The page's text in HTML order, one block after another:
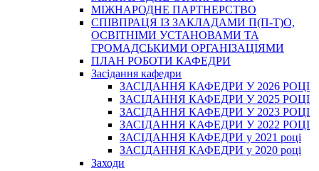
МІЖНАРОДНЕ ПАРТНЕРСТВО
СПІВПРАЦЯ ІЗ ЗАКЛАДАМИ П(П-Т)О,
ОСВІТНІМИ УСТАНОВАМИ ТА
ГРОМАДСЬКИМИ ОРГАНІЗАЦІЯМИ
ПЛАН РОБОТИ КАФЕДРИ
Засідання кафедри
ЗАСІДАННЯ КАФЕДРИ У 2026 РОЦІ
ЗАСІДАННЯ КАФЕДРИ У 2025 РОЦІ
ЗАСІДАННЯ КАФЕДРИ У 2023 РОЦІ
ЗАСІДАННЯ КАФЕДРИ У 2022 РОЦІ
ЗАСІДАННЯ КАФЕДРИ у 2021 році
ЗАСІДАННЯ КАФЕДРИ у 2020 році
Заходи